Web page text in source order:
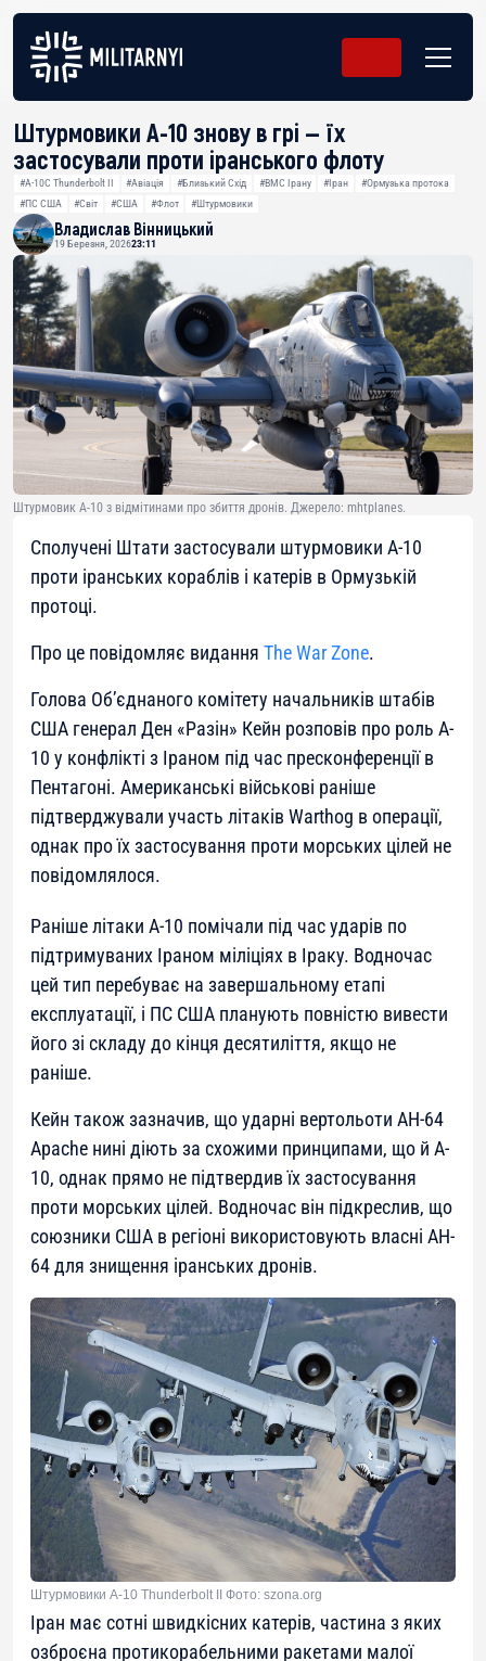
Штурмовики A-10 знову в грі — їх
застосували проти іранського флоту
#A-10C Thunderbolt II #Авіація #Близький Схід #ВМС Ірану #Іран
#Ормузька протока
#ПС США
#Світ #США #Флот #Штурмовики
Владислав Вінницький
19 Березня, 202623:11
Штурмовик А-10 з відмітинами про збиття дронів. Джерело: mhtplanes.
Сполучені Штати застосували штурмовики A-10
проти іранських кораблів і катерів в Ормузькій
протоці.
Про це повідомляє видання The War Zone.
Голова Об’єднаного комітету начальників штабів
США генерал Ден «Разін» Кейн розповів про роль A-
10 у конфлікті з Іраном під час пресконференції в
Пентагоні. Американські військові раніше
підтверджували участь літаків Warthog в операції,
однак про їх застосування проти морських цілей не
повідомлялося.
Раніше літаки A-10 помічали під час ударів по
підтримуваних Іраном міліціях в Іраку. Водночас
цей тип перебуває на завершальному етапі
експлуатації, і ПС США планують повністю вивести
його зі складу до кінця десятиліття, якщо не
раніше.
Кейн також зазначив, що ударні вертольоти AH-64
Apache нині діють за схожими принципами, що й A-
10, однак прямо не підтвердив їх застосування
проти морських цілей. Водночас він підкреслив, що
союзники США в регіоні використовують власні AH-
64 для знищення іранських дронів.
Штурмовики A-10 Thunderbolt II Фото: szona.org
Іран має сотні швидкісних катерів, частина з яких
озброєна протикорабельними ракетами малої